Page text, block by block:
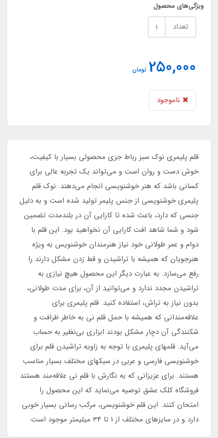
ویژگی‌های محصول
تعداد
250,000 تومان
ناموجود
قلم پلیمری نوک سبز رباط جزی محصولی بسیار با کیفیت،
خوش دست و روان است و می‌تواند یک تجربه عالی برای
کسانی باشد که هنر خوشنویسی انجام می‌دهند. نوک قلم
پلیمری خوشنویسی از جنس پلیمر تولید شده است و به دلیل
جنسی که دارد، باعث شده تا کارایی آن در بلندمدت تضمین
شود و شما شاهد افت کارایی آن نخواهید بود. این قلم با
دوام و عمر طولانی خود نیاز هنرمندان خوشنویس به ویژه
هنرجویان که همیشه با تراشیدن و قط زدن مشکل دارند را
رفع می‌سازد. به عبارت دیگر این محصول هیچ نیازی به
تراشیدن مجدد ندارد و می‌توانید از آن، برای مدت طولانی،
بدون نیاز به تراش، استفاده کنید. قلم پلیمری برای
علاقه‌مندانی که همیشه با حمل قلم نی به خاطر ظرافت و
شکنندگی آن دچار مشکل بودند ابزاری بی‌نظیر به حساب
می‌آید. قلمهای پلیمری با توجه به زاویه تراشیدن قلم برای
خوشنویسی فارسی و عربی در سبکهای مختلف بسیار مناسب
هستند. برای عزیزانی که به نگارش با قلم نی علاقه‌مند هستند
فروشگاه کلک عشق توصیه می‌نماید که این محصول را
امتحان کنند. این قلم خوشنویسی، مرکب رسانی بسیار خوبی
دارد و در سایز‌های مختلف از 1 تا 34 میلیمتر موجود است.